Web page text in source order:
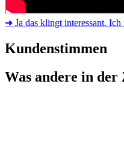
➜ Ja das klingt interessant. Ich
Kundenstimmen
Was andere in